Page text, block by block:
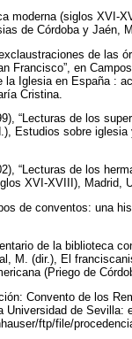
moderna (siglos XVI-
de Córdoba y Jaén,
de las
Francisco”, en
Iglesia en España :
Cristina.
“Lecturas de los
Estudios sobre
“Lecturas de los
XVI-XVIII), Madrid,
de conventos: una
de la biblioteca
M. (dir.), El
(Priego de
Convento de los
Universidad de
ftp/file/